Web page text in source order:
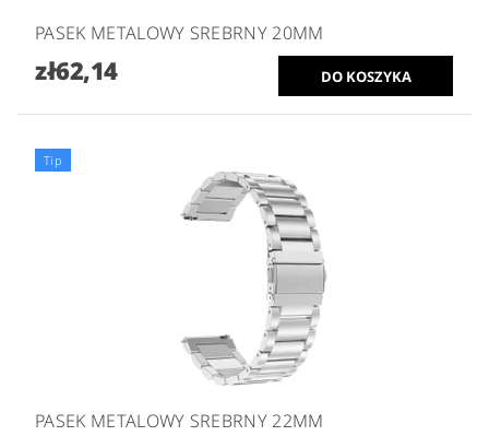
PASEK METALOWY SREBRNY 20MM
zł62,14
Tip
PASEK METALOWY SREBRNY 22MM